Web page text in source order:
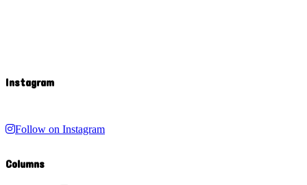
Instagram
Follow on Instagram
Columns